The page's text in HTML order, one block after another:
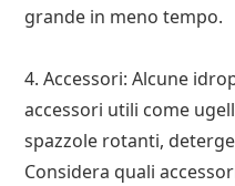
grande in meno tempo.
4. Accessori: Alcune
accessori utili come
spazzole rotanti,
Considera quali